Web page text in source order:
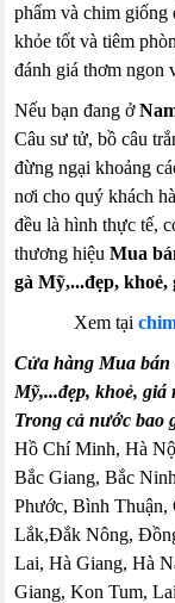
phẩm và chim giống
khỏe tốt và tiêm
đánh giá thơm ngon
Nếu bạn đang ở
Câu sư tử, bồ câu
đừng ngại khoảng
nơi cho quý khách
đều là hình thực tế,
thương hiệuMua
gà Mỹ,...đẹp, khoẻ,
Xem tại
Cửa hàng Mua bán
Mỹ,...đẹp, khoẻ,
Trong cả nước bao
Hồ Chí Minh, Hà
Bắc Giang, Bắc
Phước, Bình
Lắk,Đắk Nông,
Lai, Hà Giang, Hà
Giang, Kon Tum,